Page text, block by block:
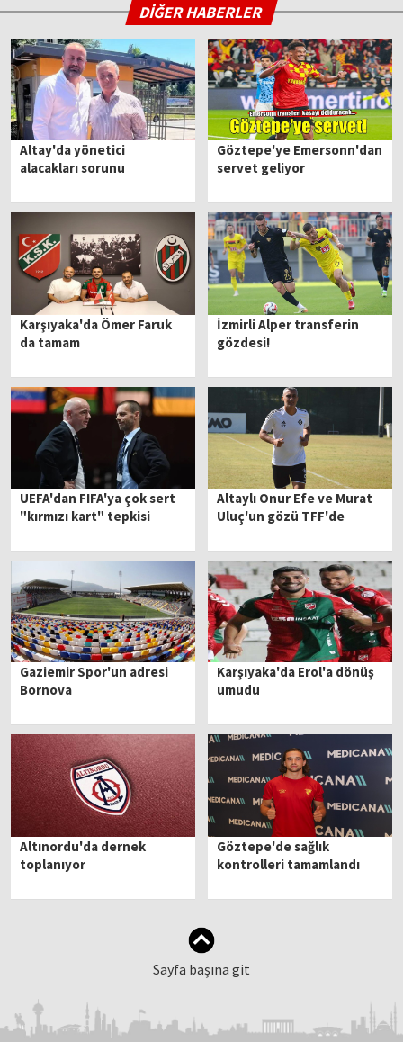
DİĞER HABERLER
Altay'da yönetici
alacakları sorunu
Göztepe'ye Emersonn'dan
servet geliyor
Karşıyaka'da Ömer Faruk
da tamam
İzmirli Alper transferin
gözdesi!
UEFA'dan FIFA'ya çok sert
"kırmızı kart" tepkisi
Altaylı Onur Efe ve Murat
Uluç'un gözü TFF'de
Gaziemir Spor'un adresi
Bornova
Karşıyaka'da Erol'a dönüş
umudu
Altınordu'da dernek
toplanıyor
Göztepe'de sağlık
kontrolleri tamamlandı
Sayfa başına git